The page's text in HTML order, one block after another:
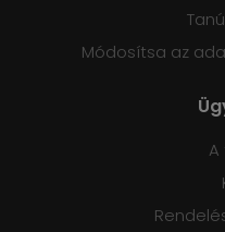
Módosítsa az